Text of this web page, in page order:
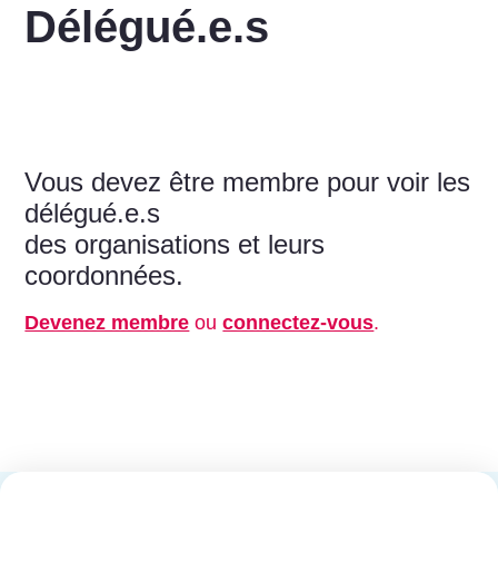
Délégué.e.s
Vous devez être membre pour voir les
délégué.e.s
des organisations et leurs
coordonnées.
Devenez membre ouconnectez-vous.